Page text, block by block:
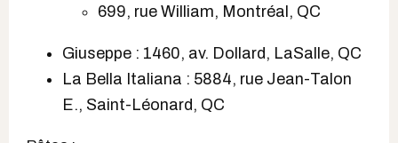
699, rue William, Montréal, QC
Giuseppe : 1460, av. Dollard, LaSalle, QC
La Bella Italiana : 5884, rue Jean-Talon
E., Saint-Léonard, QC